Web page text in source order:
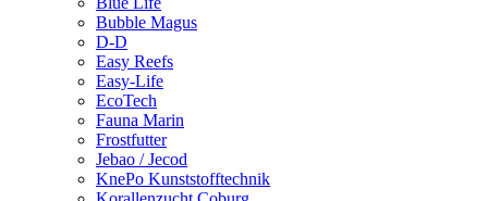
Bubble Magus
D-D
Easy Reefs
Easy-Life
EcoTech
Fauna Marin
Frostfutter
Jebao / Jecod
KnePo Kunststofftechnik